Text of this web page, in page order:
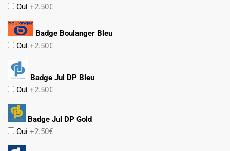
Oui +2.50€
Badge Boulanger Bleu
Oui +2.50€
Badge Jul DP Bleu
Oui +2.50€
Badge Jul DP Gold
Oui +2.50€